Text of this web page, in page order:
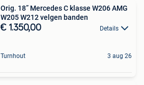
Orig. 18” Mercedes C klasse W206 AMG
W205 W212 velgen banden
€ 1.350,00 Details
Turnhout 3 aug 26